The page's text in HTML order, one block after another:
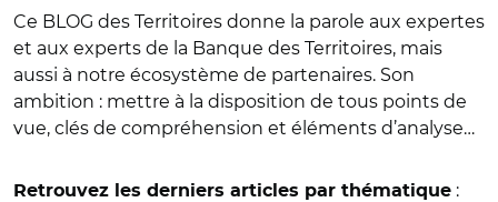
Ce BLOG des Territoires donne la parole aux expertes
et aux experts de la Banque des Territoires, mais
aussi à notre écosystème de partenaires. Son
ambition : mettre à la disposition de tous points de
vue, clés de compréhension et éléments d’analyse…
Retrouvez les derniers articles par thématique :